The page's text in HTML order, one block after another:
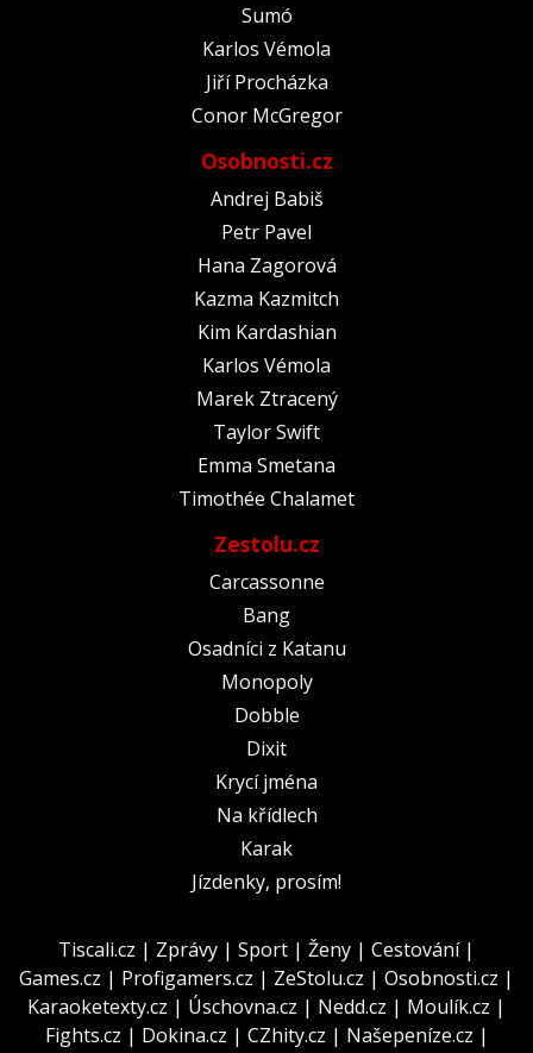
Sumó
Karlos Vémola
Jiří Procházka
Conor McGregor
Osobnosti.cz
Andrej Babiš
Petr Pavel
Hana Zagorová
Kazma Kazmitch
Kim Kardashian
Karlos Vémola
Marek Ztracený
Taylor Swift
Emma Smetana
Timothée Chalamet
Zestolu.cz
Carcassonne
Bang
Osadníci z Katanu
Monopoly
Dobble
Dixit
Krycí jména
Na křídlech
Karak
Jízdenky, prosím!
Tiscali.cz | Zprávy | Sport | Ženy | Cestování|
Games.cz | Profigamers.cz | ZeStolu.cz | Osobnosti.cz |
Karaoketexty.cz | Úschovna.cz | Nedd.cz | Moulík.cz |
Fights.cz | Dokina.cz | CZhity.cz | Našepeníze.cz |